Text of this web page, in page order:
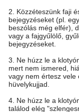
2. Közzéteszünk faji
bejegyzéseket (pl.
beszólás még elfér),
vagy a fajgyűlölő,
bejegyzéseket.
3. Ne húzz le a
mert nem ismered,
vagy nem értesz vele
hüvelykujjad.
4. Ne húzz le a
találod elég